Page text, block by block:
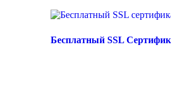
Бесплатный SSL